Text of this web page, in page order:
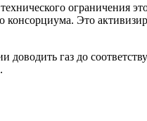
ограничения
консорциума. Это
газ до